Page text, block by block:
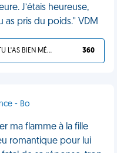
J’étais heureuse,
as pris du poids." VDM
TU L'AS BIEN MÉRITÉ 360
- Bo
ma flamme à la fille
romantique pour lui